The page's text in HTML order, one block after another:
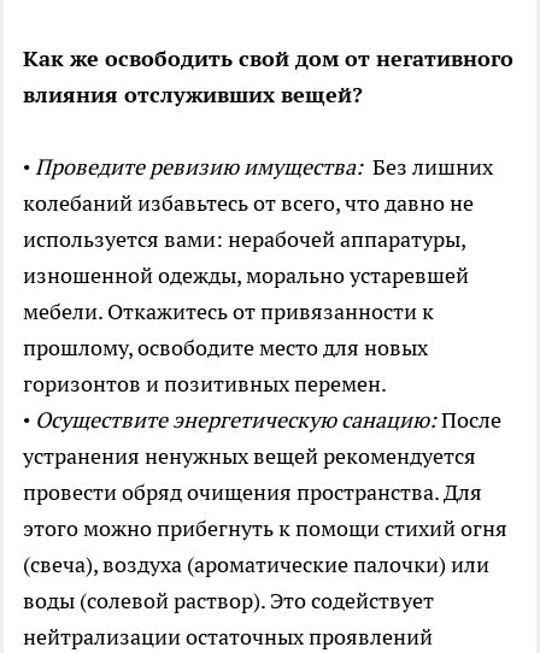
Как же освободить свой дом от негативного
влияния отслуживших вещей?
•Проведите ревизию имущества:Без лишних
колебаний избавьтесь от всего, что давно не
используется вами: нерабочей аппаратуры,
изношенной одежды, морально устаревшей
мебели. Откажитесь от привязанности к
прошлому, освободите место для новых
горизонтов и позитивных перемен.
• Осуществите энергетическую санацию:После
устранения ненужных вещей рекомендуется
провести обряд очищения пространства. Для
этого можно прибегнуть к помощи стихий огня
(свеча), воздуха (ароматические палочки) или
воды (солевой раствор). Это содействует
нейтрализации остаточных проявлений